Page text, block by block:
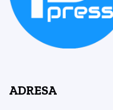
ADRESA